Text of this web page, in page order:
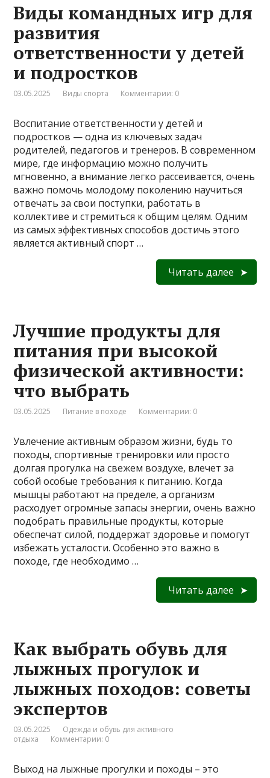
Виды командных игр для
развития
ответственности у детей
и подростков
03.05.2025 Виды спорта Комментарии: 0
Воспитание ответственности у детей и
подростков — одна из ключевых задач
родителей, педагогов и тренеров. В современном
мире, где информацию можно получить
мгновенно, а внимание легко рассеивается, очень
важно помочь молодому поколению научиться
отвечать за свои поступки, работать в
коллективе и стремиться к общим целям. Одним
из самых эффективных способов достичь этого
является активный спорт …
Читать далее
Лучшие продукты для
питания при высокой
физической активности:
что выбрать
03.05.2025 Питание в походе Комментарии: 0
Увлечение активным образом жизни, будь то
походы, спортивные тренировки или просто
долгая прогулка на свежем воздухе, влечет за
собой особые требования к питанию. Когда
мышцы работают на пределе, а организм
расходует огромные запасы энергии, очень важно
подобрать правильные продукты, которые
обеспечат силой, поддержат здоровье и помогут
избежать усталости. Особенно это важно в
походе, где необходимо …
Читать далее
Как выбрать обувь для
лыжных прогулок и
лыжных походов: советы
экспертов
03.05.2025
Одежда и обувь для активного
отдыха
Комментарии: 0
Выход на лыжные прогулки и походы – это